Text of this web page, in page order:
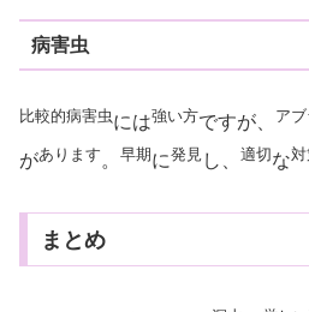
病害虫
比較的病害虫には強い方ですが、 ア
があります 。 早期に発見 し、 適切な
まとめ